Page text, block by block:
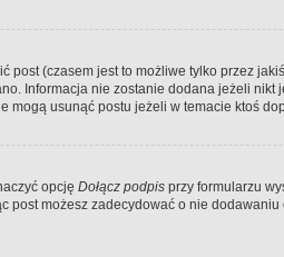
(czasem jest to możliwe tylko przez
Informacja nie zostanie dodana jeżeli
usunąć postu jeżeli w temacie ktoś
opcję Dołącz podpis przy formularzu
możesz zadecydować o nie